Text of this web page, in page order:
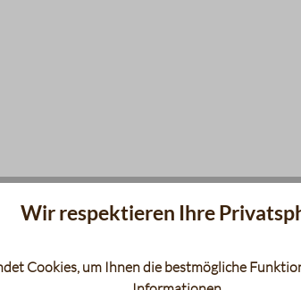
Wir respektieren Ihre
Cookies, um Ihnen die bestmögliche